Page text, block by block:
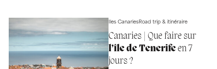
Iles CanariesRoad trip & itinéraire
Canaries | Que faire sur
l’île de Tenerifeen 7
jours ?